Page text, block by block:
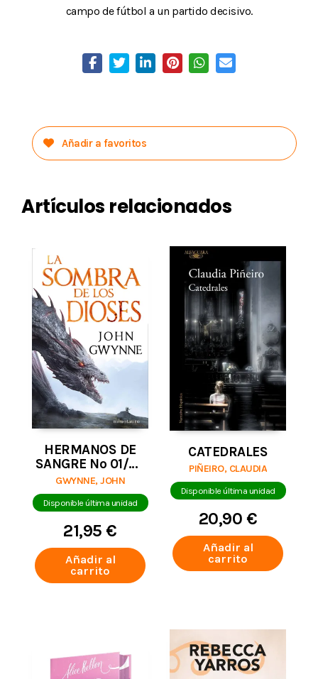
campo de fútbol a un partido decisivo.
Añadir a favoritos
Artículos relacionados
HERMANOS DE
SANGRE Nº 01/03
LA SOMBRA DE
LOS DIOSES
GWYNNE, JOHN
Disponible última unidad
21,95 €
Añadir al
carrito
CATEDRALES
PIÑEIRO, CLAUDIA
Disponible última unidad
20,90 €
Añadir al
carrito